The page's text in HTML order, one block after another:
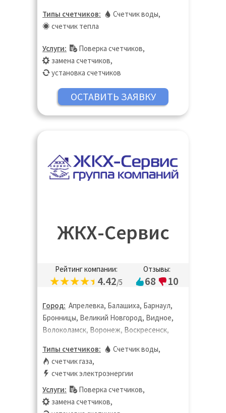
Люберцы, Москва, Московская область,
Мытищи, Ногинск, Одинцово, Пушкино,
Раменское, Реутов, Фрязино, Химки,
Щёлково, Электросталь
Типы счетчиков: Счетчик воды,
счетчик тепла
Услуги: Поверка счетчиков,
замена счетчиков,
установка счетчиков
ЖКХ-Сервис
Рейтинг компании:
4.42/5
Отзывы:
68 10
Город: Апрелевка, Балашиха, Барнаул,
Бронницы, Великий Новгород, Видное,
Волоколамск, Воронеж, Воскресенск,
Долгопрудный, Домодедово, Дубна,
Жуковский, Зарайск, Звенигород,
Ивантеевка, Истра, Калуга, Кашира,
Кинешма, Клин, Коломна, Королёв,
Кострома, Котельники, Красноармейск,
Типы счетчиков: Счетчик воды,
счетчик газа,
счетчик электроэнергии
Услуги:
Поверка счетчиков,
замена счетчиков,